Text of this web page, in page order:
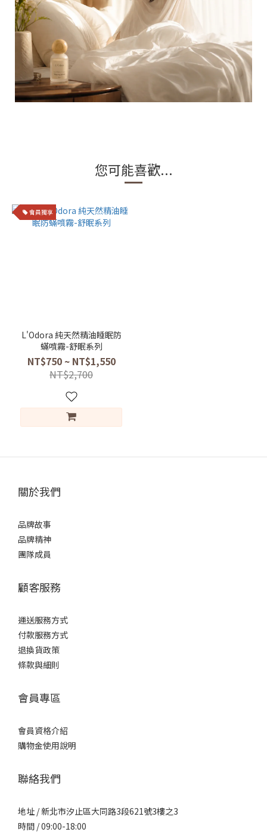
您可能喜歡...
會員獨享
L'Odora 純天然精油睡眠防
蟎噴霧-舒眠系列
NT$750 ~ NT$1,550
NT$2,700
關於我們
品牌故事
品牌精神
團隊成員
顧客服務
運送服務方式
付款服務方式
退換貨政策
條款與細則
會員專區
會員資格介紹
購物金使用說明
聯絡我們
地址 / 新北市汐止區大同路3段621號3樓之3
時間 / 09:00-18:00